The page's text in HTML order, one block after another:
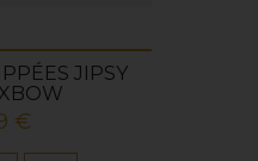
JIPSY
€